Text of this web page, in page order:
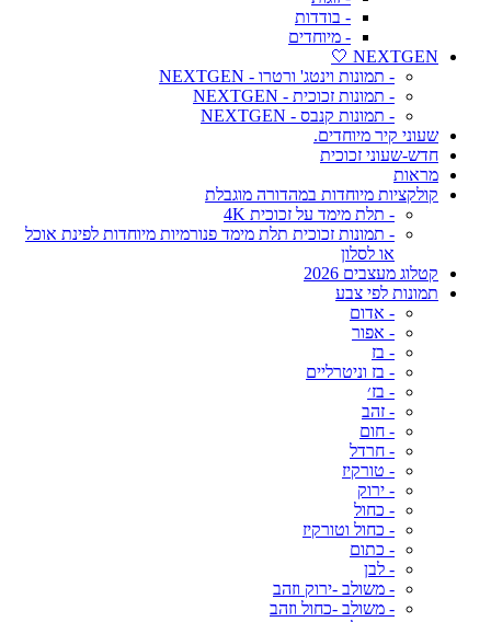
- בודדות
- מיוחדים
NEXTGEN 🤍
- תמונות וינטג' ורטרו - NEXTGEN
- תמונות זכוכית - NEXTGEN
- תמונות קנבס - NEXTGEN
שעוני קיר מיוחדים.
חדש-שעוני זכוכית
מראות
קולקציות מיוחדות במהדורה מוגבלת
- תלת מימד על זכוכית 4K
- תמונות זכוכית תלת מימד פנורמיות מיוחדות לפינת אוכל
או לסלון
קטלוג מעצבים 2026
תמונות לפי צבע
- אדום
- אפור
- בז
- בז וניטרליים
- בז׳
- זהב
- חום
- חרדל
- טורקיז
- ירוק
- כחול
- כחול וטורקיז
- כתום
- לבן
- משולב -ירוק וזהב
- משולב -כחול וזהב